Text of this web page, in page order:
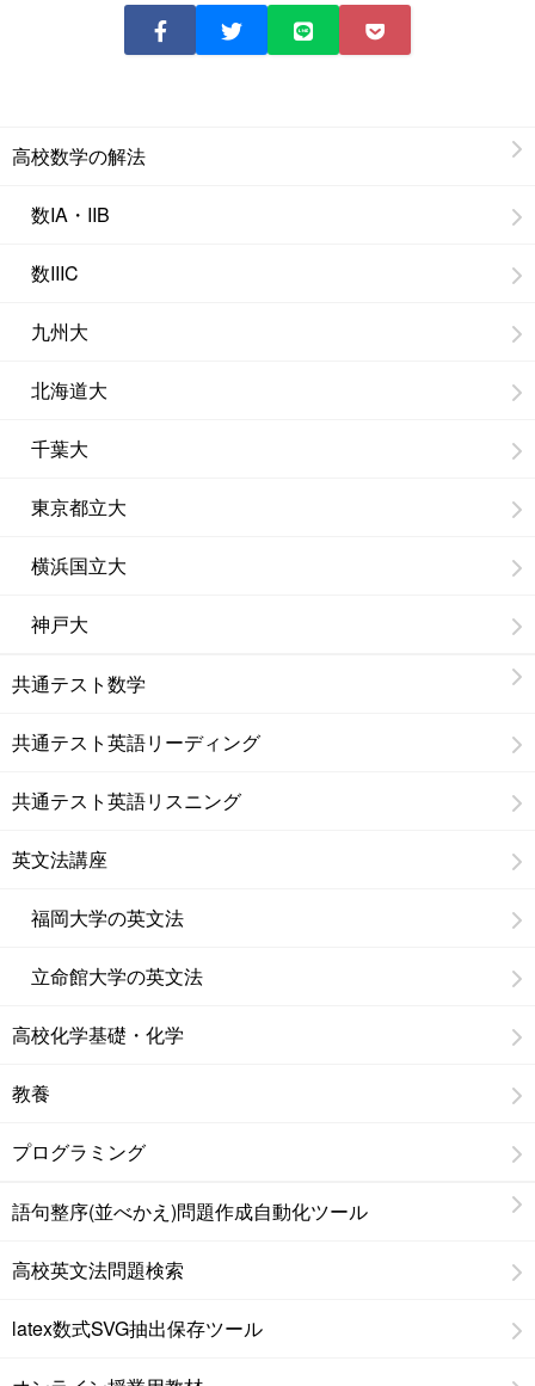
高校数学の解法
数IA・IIB
数IIIC
九州大
北海道大
千葉大
東京都立大
横浜国立大
神戸大
共通テスト数学
共通テスト英語リーディング
共通テスト英語リスニング
英文法講座
福岡大学の英文法
立命館大学の英文法
高校化学基礎・化学
教養
プログラミング
語句整序(並べかえ)問題作成自動化ツール
高校英文法問題検索
latex数式SVG抽出保存ツール